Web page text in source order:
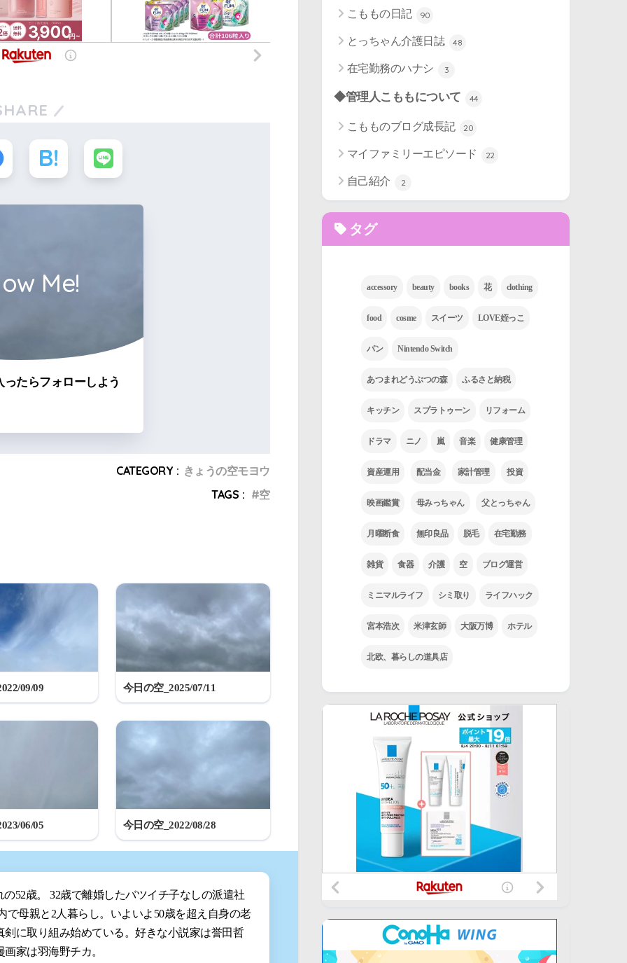
Me!
たらフォローしよう
CATEGORY : きょうの空モヨウ
TAGS :
空
09/09 今日の空_2025/07/11
06/05 今日の空_2022/08/28
の52歳。 32歳で離婚したバツイチ子なしの派遣社
で母親と2人暮らし。いよいよ50歳を超え自身の老
剣に取り組み始めている。好きな小説家は誉田哲
家は羽海野チカ。
こももの日記 90
とっちゃん介護日誌 48
在宅勤務のハナシ 3
◆管理人こももについて 44
こもものブログ成長記 20
マイファミリーエピソード 22
自己紹介 2
タグ
accessory beauty books 花 clothing
food cosme スイーツ LOVE姪っこ
パン Nintendo Switch
あつまれどうぶつの森 ふるさと納税
キッチン スプラトゥーン リフォーム
ドラマ ニノ 嵐 音楽 健康管理
資産運用 配当金 家計管理 投資
映画鑑賞 母みっちゃん 父とっちゃん
月曜断食 無印良品 脱毛 在宅勤務
雑貨 食器 介護 空 ブログ運営
ミニマルライフ シミ取り ライフハック
宮本浩次 米津玄師 大阪万博 ホテル
北欧、暮らしの道具店